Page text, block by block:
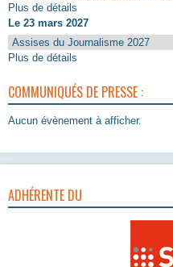
Plus de détails
Le 23 mars 2027
Assises du Journalisme 2027
Plus de détails
COMMUNIQUÉS DE PRESSE :
Aucun évènement à afficher.
ADHÉRENTE DU